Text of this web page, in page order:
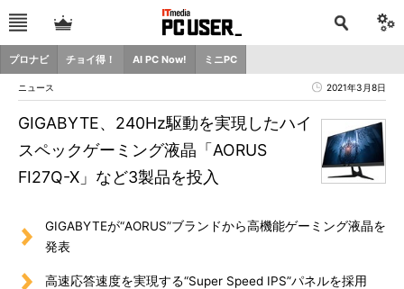
プロナビ チョイ得！ AI PC Now! ミニPC
ニュース 2021年3月8日
GIGABYTE、240Hz駆動を実現したハイ
スペックゲーミング液晶「AORUS
FI27Q-X」など3製品を投入
GIGABYTEが“AORUS”ブランドから高機能ゲーミング液晶を
発表
高速応答速度を実現する“Super Speed IPS”パネルを採用